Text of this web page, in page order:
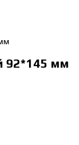
92*145 мм